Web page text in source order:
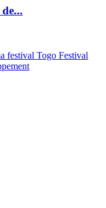
festival Togo Festival